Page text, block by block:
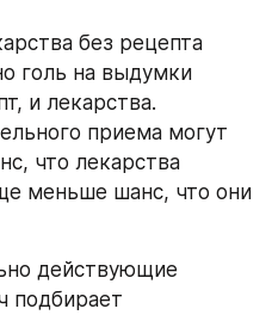
без рецепта
голь на выдумки
и лекарства.
приема могут
что лекарства
меньше шанс, что они
действующие
подбирает